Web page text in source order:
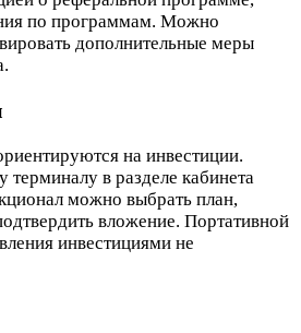
по программам. Можно
дополнительные меры
на инвестиции.
терминалу в разделе кабинета
можно выбрать план,
вложение. Портативной
инвестициями не